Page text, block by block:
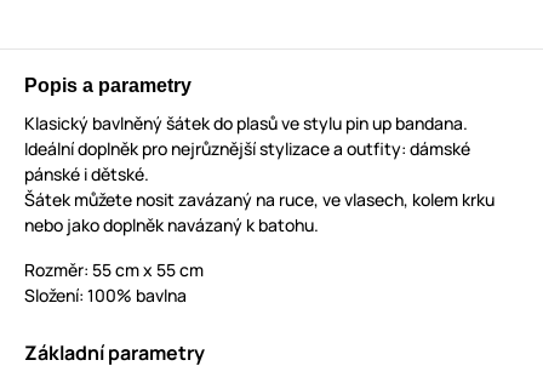
Popis a parametry
Klasický bavlněný šátek do plasů ve stylu pin up bandana.
Ideální doplněk pro nejrůznější stylizace a outfity: dámské
pánské i dětské.
Šátek můžete nosit zavázaný na ruce, ve vlasech, kolem krku
nebo jako doplněk navázaný k batohu.
Rozměr: 55 cm x 55 cm
Složení: 100% bavlna
Základní parametry